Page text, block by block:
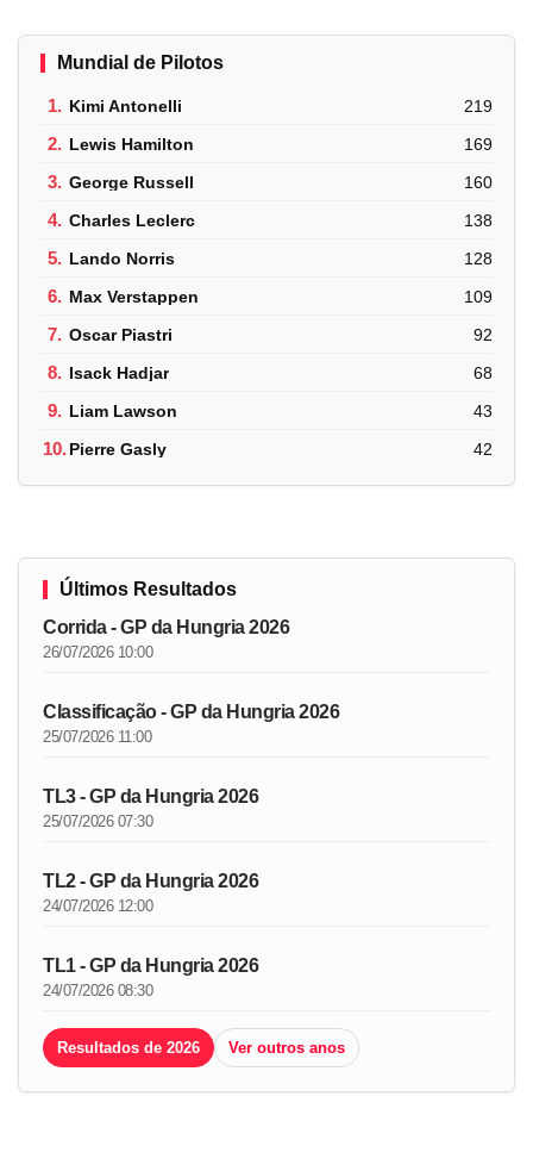
Mundial de Pilotos
1. Kimi Antonelli 219
2. Lewis Hamilton 169
3. George Russell 160
4. Charles Leclerc 138
5. Lando Norris 128
6. Max Verstappen 109
7. Oscar Piastri 92
8. Isack Hadjar 68
9. Liam Lawson 43
10.Pierre Gasly 42
Últimos Resultados
Corrida - GP da Hungria 2026
26/07/2026 10:00
Classificação - GP da Hungria 2026
25/07/2026 11:00
TL3 - GP da Hungria 2026
25/07/2026 07:30
TL2 - GP da Hungria 2026
24/07/2026 12:00
TL1 - GP da Hungria 2026
24/07/2026 08:30
Resultados de 2026 Ver outros anos